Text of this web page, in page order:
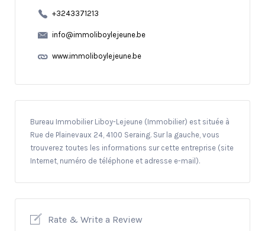
+3243371213
info@immoliboylejeune.be
www.immoliboylejeune.be
Bureau Immobilier Liboy-Lejeune (Immobilier) est située à
Rue de Plainevaux 24, 4100 Seraing. Sur la gauche, vous
trouverez toutes les informations sur cette entreprise (site
Internet, numéro de téléphone et adresse e-mail).
Rate & Write a Review